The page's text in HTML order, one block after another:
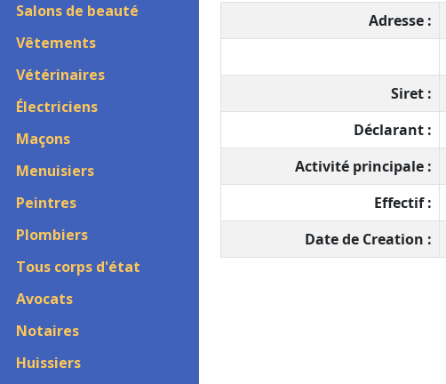
Salons de beauté
Vêtements
Vétérinaires
Électriciens
Maçons
Menuisiers
Peintres
Plombiers
Tous corps d'état
Avocats
Notaires
Huissiers
Adresse :
Siret :
Déclarant :
Activité principale :
Effectif :
Date de Creation :